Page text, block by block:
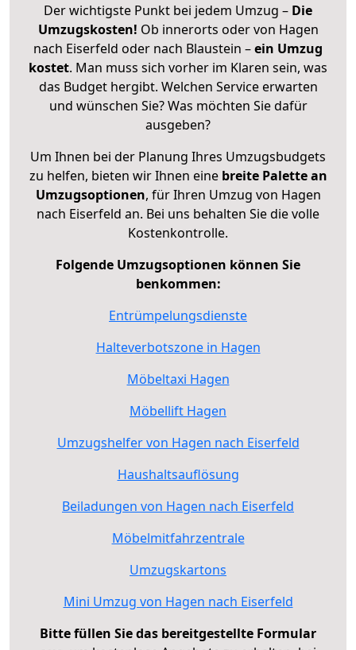
Der wichtigste Punkt bei jedem Umzug – Die
Umzugskosten! Ob innerorts oder von Hagen
nach Eiserfeld oder nach Blaustein –ein Umzug
kostet. Man muss sich vorher im Klaren sein, was
das Budget hergibt. Welchen Service erwarten
und wünschen Sie? Was möchten Sie dafür
ausgeben?
Um Ihnen bei der Planung Ihres Umzugsbudgets
zu helfen, bieten wir Ihnen eine breite Palette an
Umzugsoptionen, für Ihren Umzug von Hagen
nach Eiserfeld an. Bei uns behalten Sie die volle
Kostenkontrolle.
Folgende Umzugsoptionen können Sie
benkommen:
Entrümpelungsdienste
Halteverbotszone in Hagen
Möbeltaxi Hagen
Möbellift Hagen
Umzugshelfer von Hagen nach Eiserfeld
Haushaltsauflösung
Beiladungen von Hagen nach Eiserfeld
Möbelmitfahrzentrale
Umzugskartons
Mini Umzug von Hagen nach Eiserfeld
Bitte füllen Sie das bereitgestellte Formular